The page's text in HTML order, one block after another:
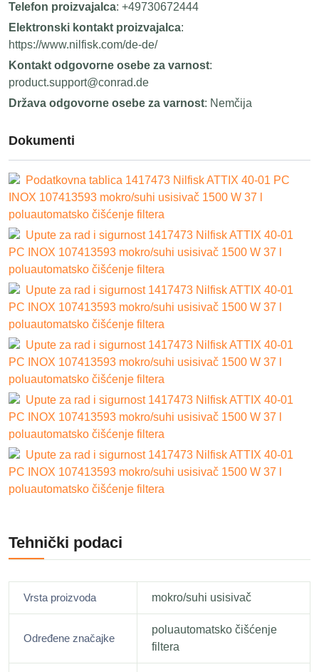
Telefon proizvajalca: +49730672444
Elektronski kontakt proizvajalca:
https://www.nilfisk.com/de-de/
Kontakt odgovorne osebe za varnost:
product.support@conrad.de
Država odgovorne osebe za varnost: Nemčija
Dokumenti
Podatkovna tablica 1417473 Nilfisk ATTIX 40-01 PC
INOX 107413593 mokro/suhi usisivač 1500 W 37 l
poluautomatsko čišćenje filtera
Upute za rad i sigurnost 1417473 Nilfisk ATTIX 40-01
PC INOX 107413593 mokro/suhi usisivač 1500 W 37 l
poluautomatsko čišćenje filtera
Upute za rad i sigurnost 1417473 Nilfisk ATTIX 40-01
PC INOX 107413593 mokro/suhi usisivač 1500 W 37 l
poluautomatsko čišćenje filtera
Upute za rad i sigurnost 1417473 Nilfisk ATTIX 40-01
PC INOX 107413593 mokro/suhi usisivač 1500 W 37 l
poluautomatsko čišćenje filtera
Upute za rad i sigurnost 1417473 Nilfisk ATTIX 40-01
PC INOX 107413593 mokro/suhi usisivač 1500 W 37 l
poluautomatsko čišćenje filtera
Upute za rad i sigurnost 1417473 Nilfisk ATTIX 40-01
PC INOX 107413593 mokro/suhi usisivač 1500 W 37 l
poluautomatsko čišćenje filtera
Tehnički podaci
Vrsta proizvoda mokro/suhi usisivač
Određene značajke
poluautomatsko čišćenje
filtera